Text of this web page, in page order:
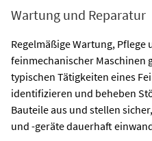
Wartung und Reparatur
Regelmäßige Wartung,
feinmechanischer Maschinen
typischen Tätigkeiten eines
identifizieren und beheben
Bauteile aus und stellen
und -geräte dauerhaft